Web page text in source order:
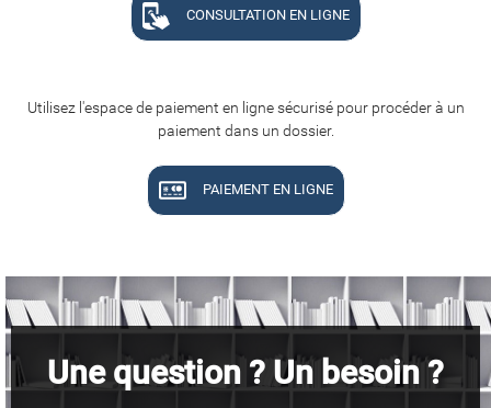
CONSULTATION EN LIGNE
Utilisez l'espace de paiement en ligne sécurisé pour procéder à un
paiement dans un dossier.
PAIEMENT EN LIGNE
Une question ? Un besoin ?